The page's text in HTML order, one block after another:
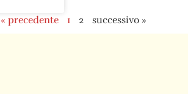
« precedente 1 2 successivo »